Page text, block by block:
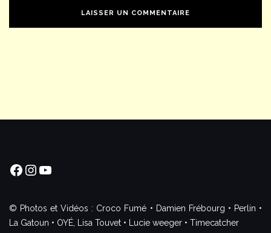
Facebook
Instagram
YouTube
© Photos et Vidéos : Croco Fumé • Damien Frébourg • Perlin •
La Gatoun • OYÉ, Lisa Touvet • Lucie weeger • Timecatcher